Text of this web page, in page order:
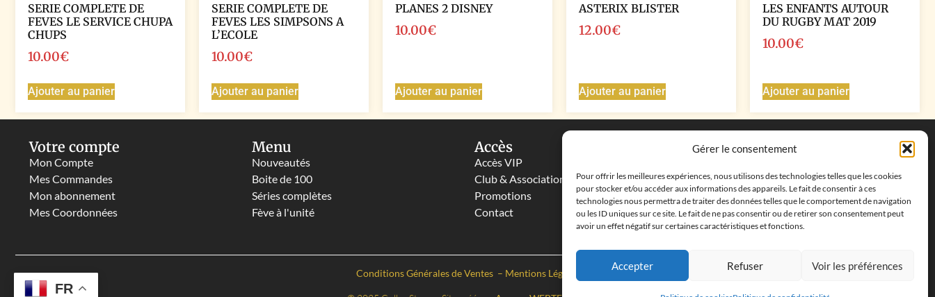
Gérer le consentement
Pour offrir les meilleures expériences, nous utilisons des technologies telles que les cookies
pour stocker et/ou accéder aux informations des appareils. Le fait de consentir à ces
technologies nous permettra de traiter des données telles que le comportement de navigation
ou les ID uniques sur ce site. Le fait de ne pas consentir ou de retirer son consentement peut
avoir un effet négatif sur certaines caractéristiques et fonctions.
Accepter Refuser Voir les préférences
SERIE COMPLETE DE
FEVES LE SERVICE CHUPA
CHUPS
10.00€
Ajouter au panier
SERIE COMPLETE DE
FEVES LES SIMPSONS A
L’ECOLE
10.00€
Ajouter au panier
PLANES 2 DISNEY
10.00€
Ajouter au panier
ASTERIX BLISTER
12.00€
Ajouter au panier
LES ENFANTS AUTOUR
DU RUGBY MAT 2019
10.00€
Ajouter au panier
Votre compte
Mon Compte
Mes Commandes
Mon abonnement
Mes Coordonnées
Menu
Nouveautés
Boite de 100
Séries complètes
Fève à l'unité
Accès
Accès VIP
Club & Associations
Promotions
Contact
Coordonnées
cléments, 13500 Martigues, France
Téléphone : ‭+33652313256‬
Email :feves.collecstore@gmail.com
Conditions Générales de Ventes – Mentions Légales
FR